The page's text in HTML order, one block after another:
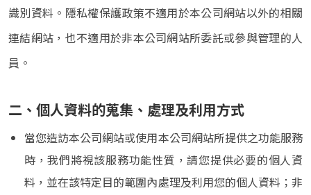
識別資料。隱私權保護政策不適用於本公司網站以外的相關
連結網站，也不適用於非本公司網站所委託或參與管理的人
員。
二、個人資料的蒐集、處理及利用方式
當您造訪本公司網站或使用本公司網站所提供之功能服務
時，我們將視該服務功能性質，請您提供必要的個人資
料，並在該特定目的範圍內處理及利用您的個人資料；非